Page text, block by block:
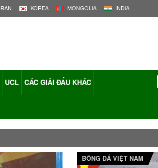
IRAN KOREA MONGOLIA INDIA
UCL CÁC GIẢI ĐẤU KHÁC
BÓNG ĐÁ VIỆT NAM